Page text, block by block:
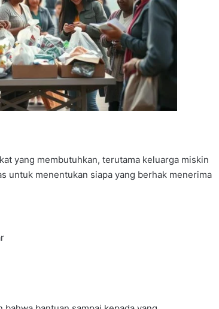
yang membutuhkan, terutama keluarga miskin
untuk menentukan siapa yang berhak menerima